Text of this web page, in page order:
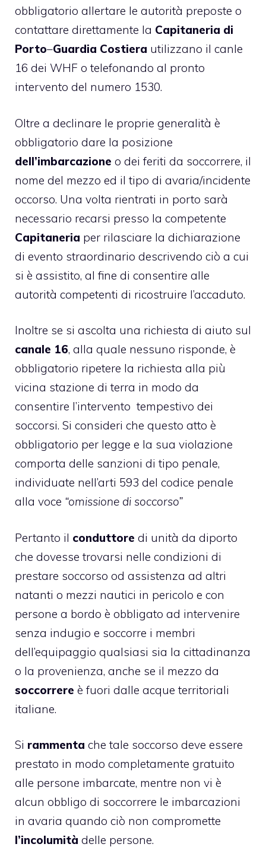
obbligatorio allertare le autorità preposte o
contattare direttamente la Capitaneria di
Porto–Guardia Costiera utilizzano il canle
16 dei WHF o telefonando al pronto
intervento del numero 1530.
Oltre a declinare le proprie generalità è
obbligatorio dare la posizione
dell’imbarcazione o dei feriti da soccorrere, il
nome del mezzo ed il tipo di avaria/incidente
occorso. Una volta rientrati in porto sarà
necessario recarsi presso la competente
Capitaneria per rilasciare la dichiarazione
di evento straordinario descrivendo ciò a cui
si è assistito, al fine di consentire alle
autorità competenti di ricostruire l’accaduto.
Inoltre se si ascolta una richiesta di aiuto sul
canale 16, alla quale nessuno risponde, è
obbligatorio ripetere la richiesta alla più
vicina stazione di terra in modo da
consentire l’intervento tempestivo dei
soccorsi. Si consideri che questo atto è
obbligatorio per legge e la sua violazione
comporta delle sanzioni di tipo penale,
individuate nell’arti 593 del codice penale
alla voce “omissione di soccorso”
Pertanto il conduttore di unità da diporto
che dovesse trovarsi nelle condizioni di
prestare soccorso od assistenza ad altri
natanti o mezzi nautici in pericolo e con
persone a bordo è obbligato ad intervenire
senza indugio e soccorre i membri
dell’equipaggio qualsiasi sia la cittadinanza
o la provenienza, anche se il mezzo da
soccorrere è fuori dalle acque territoriali
italiane.
Si rammenta che tale soccorso deve essere
prestato in modo completamente gratuito
alle persone imbarcate, mentre non vi è
alcun obbligo di soccorrere le imbarcazioni
in avaria quando ciò non compromette
l’incolumità delle persone.